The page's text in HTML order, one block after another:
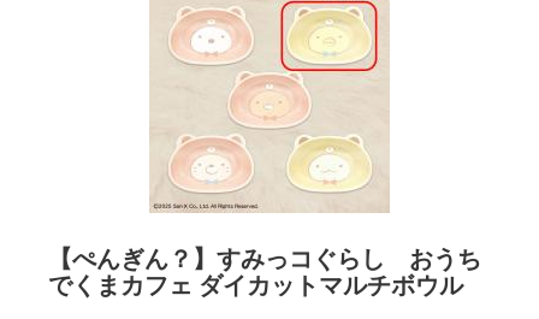
【ぺんぎん？】すみっコぐらし おうち
でくまカフェ ダイカットマルチボウル